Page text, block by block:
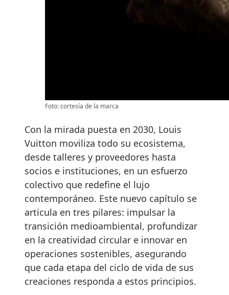
Foto: cortesía de la marca
Con la mirada puesta en 2030, Louis
Vuitton moviliza todo su ecosistema,
desde talleres y proveedores hasta
socios e instituciones, en un esfuerzo
colectivo que redefine el lujo
contemporáneo. Este nuevo capítulo se
articula en tres pilares: impulsar la
transición medioambiental, profundizar
en la creatividad circular e innovar en
operaciones sostenibles, asegurando
que cada etapa del ciclo de vida de sus
creaciones responda a estos principios.